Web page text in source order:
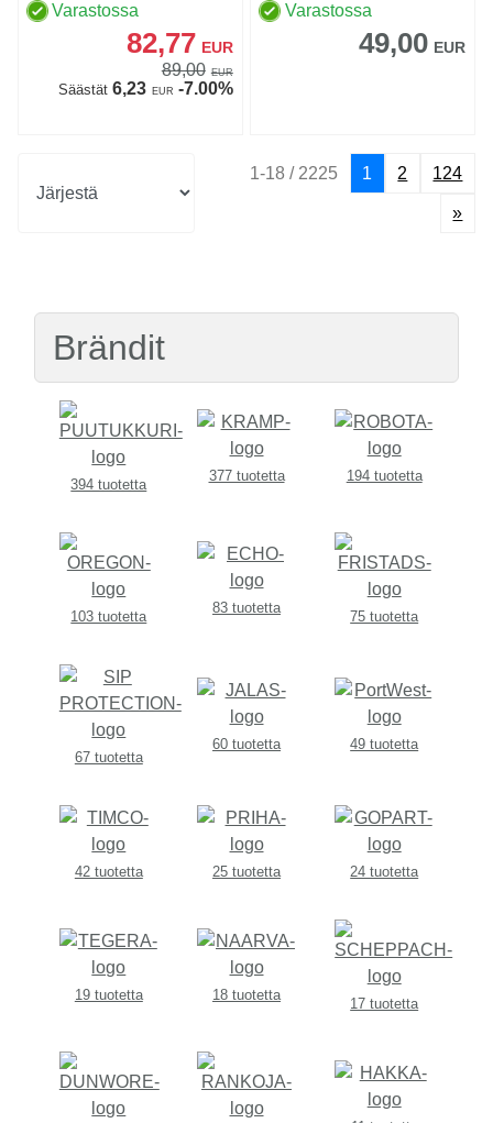
Varastossa
82,77 EUR
89,00 EUR
Säästät6,23 EUR -7.00%
Varastossa
49,00 EUR
1-18 / 2225 1 2 124
»
Brändit
394 tuotetta
377 tuotetta 194 tuotetta
103 tuotetta
83 tuotetta
75 tuotetta
67 tuotetta
60 tuotetta 49 tuotetta
42 tuotetta 25 tuotetta 24 tuotetta
19 tuotetta 18 tuotetta
17 tuotetta